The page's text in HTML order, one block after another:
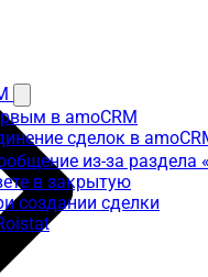
в amoCRM
сделок в
из-за раздела
в закрытую
создании сделки